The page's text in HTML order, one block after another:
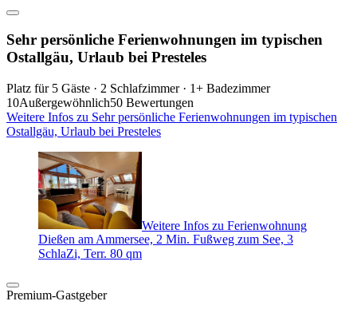
Sehr persönliche Ferienwohnungen im typischen
Ostallgäu, Urlaub bei Presteles
Platz für 5 Gäste · 2 Schlafzimmer · 1+ Badezimmer
10Außergewöhnlich50 Bewertungen
Weitere Infos zu Sehr persönliche Ferienwohnungen im typischen
Ostallgäu, Urlaub bei Presteles
Weitere Infos zu Ferienwohnung
Dießen am Ammersee, 2 Min. Fußweg zum See, 3
SchlaZi, Terr. 80 qm
Premium-Gastgeber